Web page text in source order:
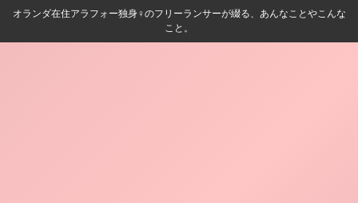
オランダ在住アラフォー独身♀️のフリーランサーが綴る、あんなことやこんな
こと。